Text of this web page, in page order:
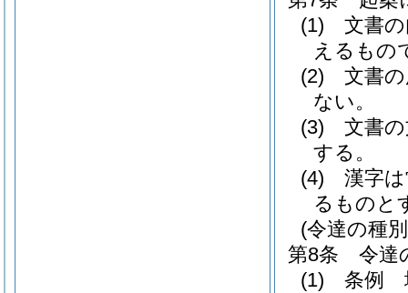
(1)
文書
えるもの
(2)
文書
ない。
(3)
文書
する。
(4)
漢字
るものと
(令達の種
第8条
令達
(1)
条例